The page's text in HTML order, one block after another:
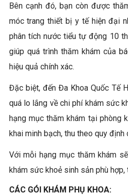
Bên cạnh đó, bạn còn được
móc trang thiết bị y tế hiện đại
phân tích nước tiểu tự động 10
giúp quá trình thăm khám của
hiệu quả chính xác.
Đặc biệt, đến Đa Khoa Quốc Tế
quá lo lắng về chi phí khám sức
hạng mục thăm khám tại phòng
khai minh bạch, thu theo quy định
Với mỗi hạng mục thăm khám
khám sức khoẻ sinh sản phù hợp,
CÁC GÓI KHÁM PHỤ KHOA: